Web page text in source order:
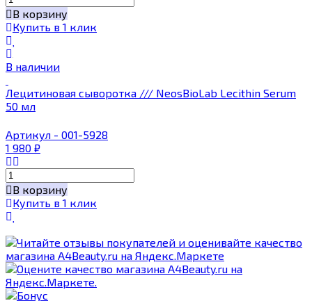
В корзину
Купить в 1 клик
В наличии
Лецитиновая сыворотка /// NeosBioLab Lecithin Serum
50 мл
Артикул - 001-5928
1 980 ₽
В корзину
Купить в 1 клик